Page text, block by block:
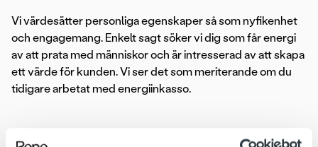
Vi värdesätter personliga egenskaper så som nyfikenhet
och engagemang. Enkelt sagt söker vi dig som får energi
av att prata med människor och är intresserad av att skapa
ett värde för kunden. Vi ser det som meriterande om du
tidigare arbetat med energiinkasso.